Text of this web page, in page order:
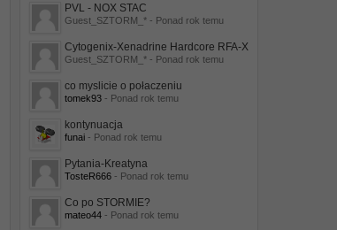
PVL - NOX STAC
Guest_SZTORM_* - Ponad rok temu
Cytogenix-Xenadrine Hardcore RFA-X
Guest_SZTORM_* - Ponad rok temu
co myslicie o połaczeniu
tomek93- Ponad rok temu
kontynuacja
funai- Ponad rok temu
Pytania-Kreatyna
TosteR666- Ponad rok temu
Co po STORMIE?
mateo44- Ponad rok temu